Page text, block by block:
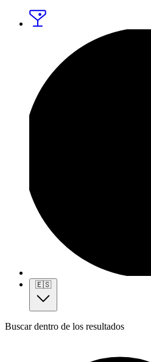
🇪🇸
Buscar dentro de los resultados